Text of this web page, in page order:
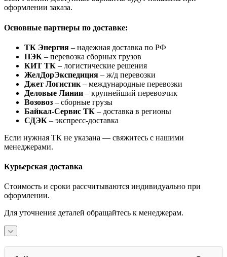
оформлении заказа.
Основные партнеры по доставке:
ТК Энергия – надежная доставка по РФ
ПЭК – перевозка сборных грузов
КИТ ТК – логистические решения
ЖелДорЭкспедиция – ж/д перевозки
Джет Логистик – международные перевозки
Деловые Линии – крупнейший перевозчик
Возовоз – сборные грузы
Байкал-Сервис ТК – доставка в регионы
СДЭК – экспресс-доставка
Если нужная ТК не указана — свяжитесь с нашими
менеджерами.
Курьерская доставка
Стоимость и сроки рассчитываются индивидуально при
оформлении.
Для уточнения деталей обращайтесь к менеджерам.